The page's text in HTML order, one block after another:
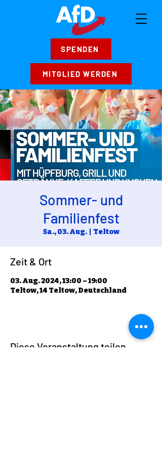
SPENDEN
MITGLIED WERDEN
Sommer- und
Familienfest
Sa., 03. Aug.
  |
Teltow
Zeit & Ort
03. Aug. 2024, 13:00 – 19:00
Teltow, 14 Teltow, Deutschland
Diese Veranstaltung teilen